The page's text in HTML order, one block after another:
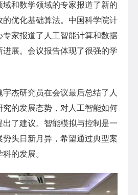
和数学领域的专家报道了新的
的优化基础算法。中国科学院计
专家报道了人工智能计算和数据
进展。会议报告体现了很强的学
杰研究员在会议最后总结了人
究的发展态势，对人工智能如何
了建议。智能模拟与控制是一
势头日新月异，希望通过典型案
的发展。